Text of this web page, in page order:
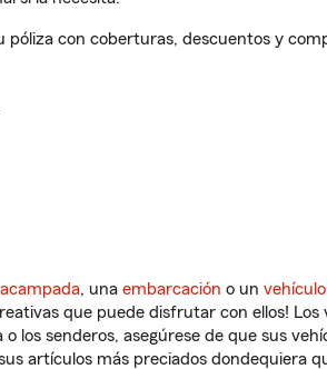
con coberturas, descuentos y
, una embarcación o un
que puede disfrutar con ellos!
los senderos, asegúrese de que sus
artículos más preciados dondequiera